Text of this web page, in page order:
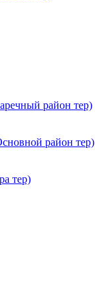
район тер)
район тер)
тер)